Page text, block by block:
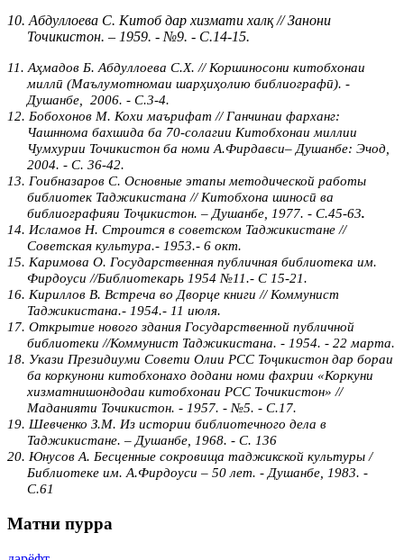
10. Абдуллоева С. Китоб дар хизмати халқ // Занони
Точикистон. – 1959. - №9. - С.14-15.
11. Аҳмадов Б. Абдуллоева С.Х. // Коршиносони китобхонаи
миллӣ (Маълумотномаи шарҳиҳолию библиографӣ). -
Душанбе, 2006. - С.3-4.
12. Бобохонов М. Кохи маърифат // Ганчинаи фарханг:
Чашннома бахшида ба 70-солагии Китобхонаи миллии
Чумхурии Точикистон ба номи А.Фирдавси– Душанбе: Эчод,
2004. - С. 36-42.
13. Гоибназаров С. Основные этапы методической работы
библиотек Таджикистана // Китобхона шиносӣ ва
библиографияи Тоҷикистон. – Душанбе, 1977. - С.45-63.
14. Исламов Н. Строится в советском Таджикистане //
Советская культура.- 1953.- 6 окт.
15. Каримова О. Государственная публичная библиотека им.
Фирдоуси //Библиотекарь 1954 №11.- С 15-21.
16. Кириллов В. Встреча во Дворце книги // Коммунист
Таджикистана.- 1954.- 11 июля.
17. Открытие нового здания Государственной публичной
библиотеки //Коммунист Таджикистана. - 1954. - 22 марта.
18. Укази Президиуми Совети Олии РСС Тоҷикистон дар бораи
ба коркунони китобхонахо додани номи фахрии «Коркуни
хизматнишондодаи китобхонаи РСС Точикистон» //
Маданияти Точикистон. - 1957. - №5. - С.17.
19. Шевченко З.М. Из истории библиотечного дела в
Таджикистане. – Душанбе, 1968. - С. 136
20. Юнусов А. Бесценные сокровища таджикской культуры /
Библиотеке им. А.Фирдоуси – 50 лет. - Душанбе, 1983. -
С.61
Матни пурра